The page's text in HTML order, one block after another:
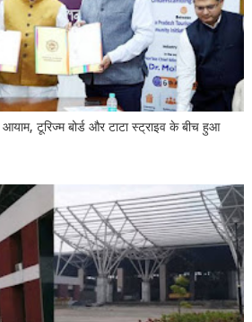
आयाम, टूरिज्म बोर्ड और टाटा स्ट्राइव के बीच हुआ